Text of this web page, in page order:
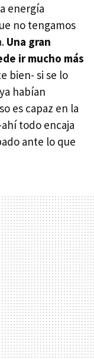
energía
no tengamos
Una gran
ir mucho más
bien- si se lo
habían
es capaz en la
todo encaja
ante lo que